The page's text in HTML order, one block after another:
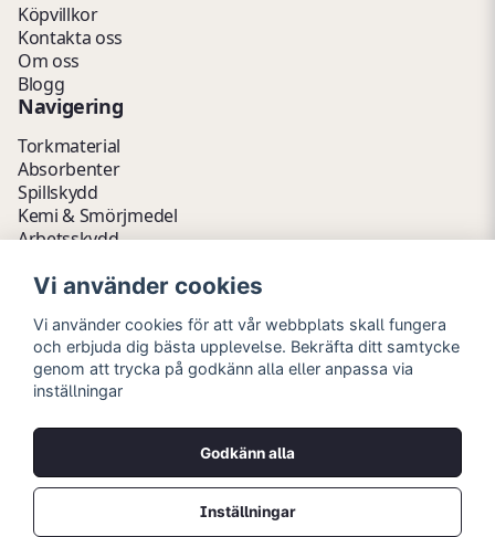
Köpvillkor
Kontakta oss
Om oss
Blogg
Navigering
Torkmaterial
Absorbenter
Spillskydd
Kemi & Smörjmedel
Arbetsskydd
Avfallshantering
Fathantering
Emballage & Tillbehör
Lager & Kontor
Hygien- & Städartiklar
Outlet
Copyright © 2026 Myrins Industri AB
Alla rättigheter reserverade.
Vi använder cookies
Vi använder cookies för att vår webbplats skall fungera
och erbjuda dig bästa upplevelse. Bekräfta ditt samtycke
genom att trycka på godkänn alla eller anpassa via
inställningar
Godkänn alla
Inställningar